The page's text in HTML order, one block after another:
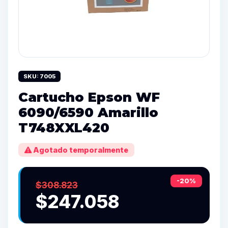
SKU: 7005
Cartucho Epson WF
6090/6590 Amarillo
T748XXL420
Agotado temporalmente
-20%
$308.823
$247.058